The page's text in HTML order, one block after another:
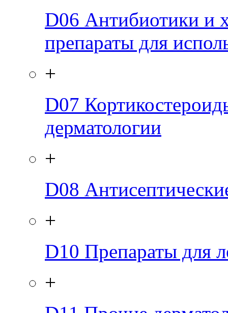
D06 Антибиотики и
препараты для
+
D07
дерматологии
+
D08
+
D10 Препараты для
+